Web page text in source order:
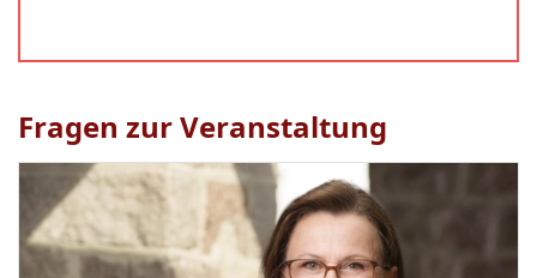
Fragen zur Veranstaltung